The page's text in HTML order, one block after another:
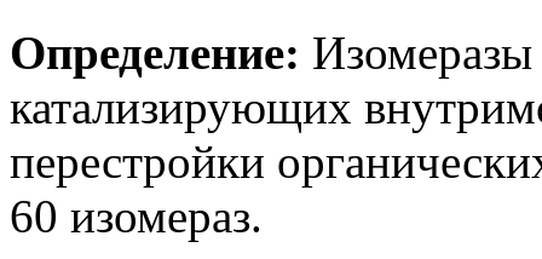
Определение: Изомеразы
катализирующих
перестройки
60 изомераз.